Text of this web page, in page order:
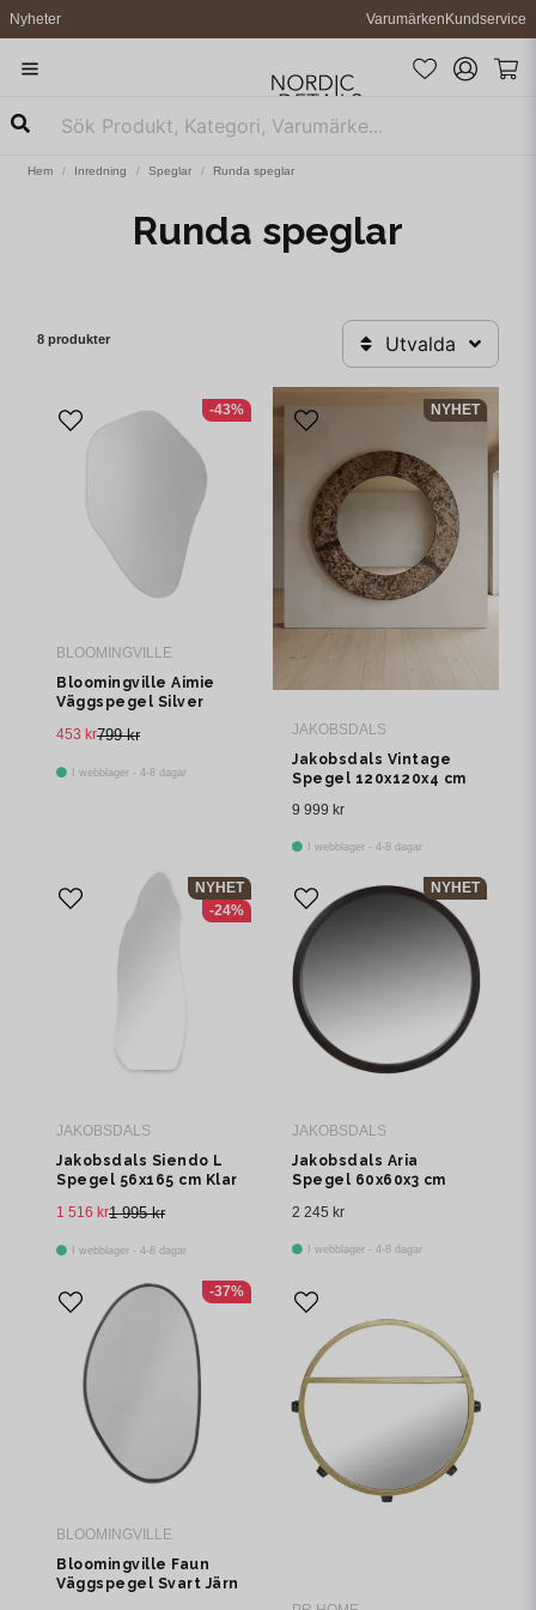
Nyheter VarumärkenKundservice
Hem Inredning Speglar Runda speglar
Runda speglar
8 produkter Utvalda
BLOOMINGVILLE
Bloomingville Aimie
Väggspegel Silver
799 kr
453 kr
I webblager - 4-8 dagar
-43%
JAKOBSDALS
Jakobsdals Vintage
Spegel 120x120x4 cm
9 999 kr
I webblager - 4-8 dagar
NYHET
JAKOBSDALS
Jakobsdals Siendo L
Spegel 56x165 cm Klar
1 995 kr
1 516 kr
I webblager - 4-8 dagar
NYHET
-24%
JAKOBSDALS
Jakobsdals Aria
Spegel 60x60x3 cm
2 245 kr
I webblager - 4-8 dagar
NYHET
BLOOMINGVILLE
Bloomingville Faun
Väggspegel Svart Järn
-37%